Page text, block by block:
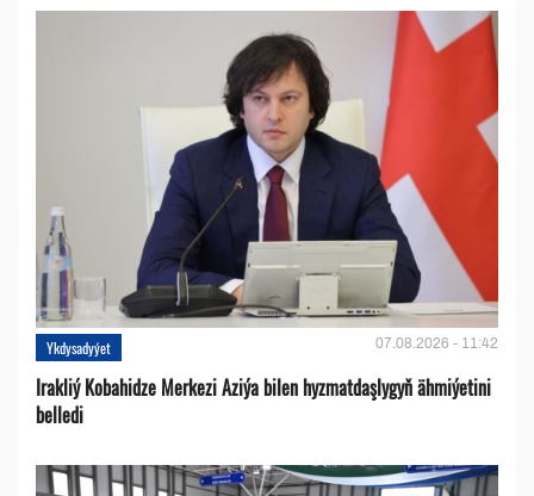
Ykdysadyýet 07.08.2026 - 11:42
Irakliý Kobahidze Merkezi Aziýa bilen hyzmatdaşlygyň ähmiýetini
belledi